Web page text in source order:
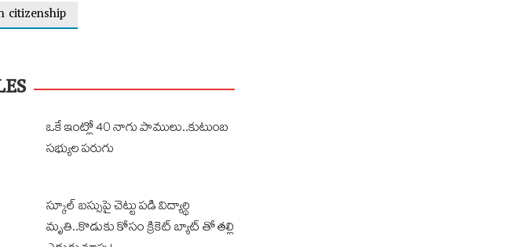
citizenship
ఒకే ఇంట్లో 40 నాగు పాములు..కుటుంబ
సభ్యుల పరుగు
స్కూల్ బస్సుపై చెట్టు పడి విద్యార్థి
మృతి..కొడుకు కోసం క్రికెట్ బ్యాట్ తో తల్లి